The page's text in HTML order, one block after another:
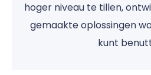
hoger niveau te tillen,
gemaakte oplossingen
kunt